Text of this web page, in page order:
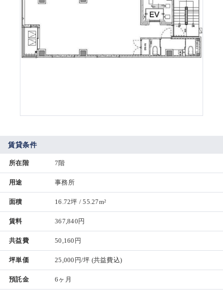
賃貸条件
所在階 7階
用途 事務所
面積 16.72坪 / 55.27m²
賃料 367,840円
共益費 50,160円
坪単価 25,000円/坪 (共益費込)
預託金 6ヶ月